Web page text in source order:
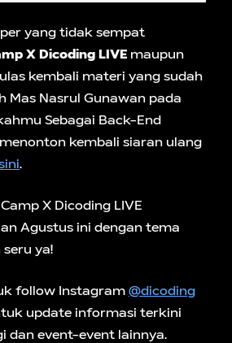
yang tidak sempat
X Dicoding LIVE maupun
kembali materi yang sudah
Mas Nasrul Gunawan pada
Sebagai Back-End
kembali siaran ulang
.
X Dicoding LIVE
Agustus ini dengan tema
ya!
follow Instagram @dicoding
update informasi terkini
dan event-event lainnya.